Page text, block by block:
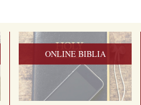
ONLINE BIBLIA